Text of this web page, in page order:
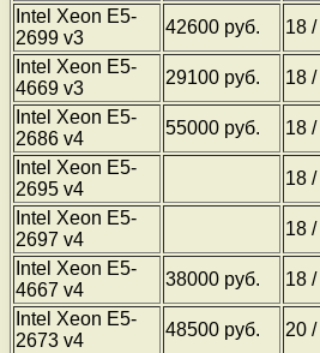
Intel Xeon E5-
2699 v3
42600 руб. 18
Intel Xeon E5-
4669 v3
29100 руб. 18
Intel Xeon E5-
2686 v4
55000 руб. 18
Intel Xeon E5-
2695 v4
18
Intel Xeon E5-
2697 v4
18
Intel Xeon E5-
4667 v4
38000 руб. 18
Intel Xeon E5-
2673 v4
48500 руб. 20